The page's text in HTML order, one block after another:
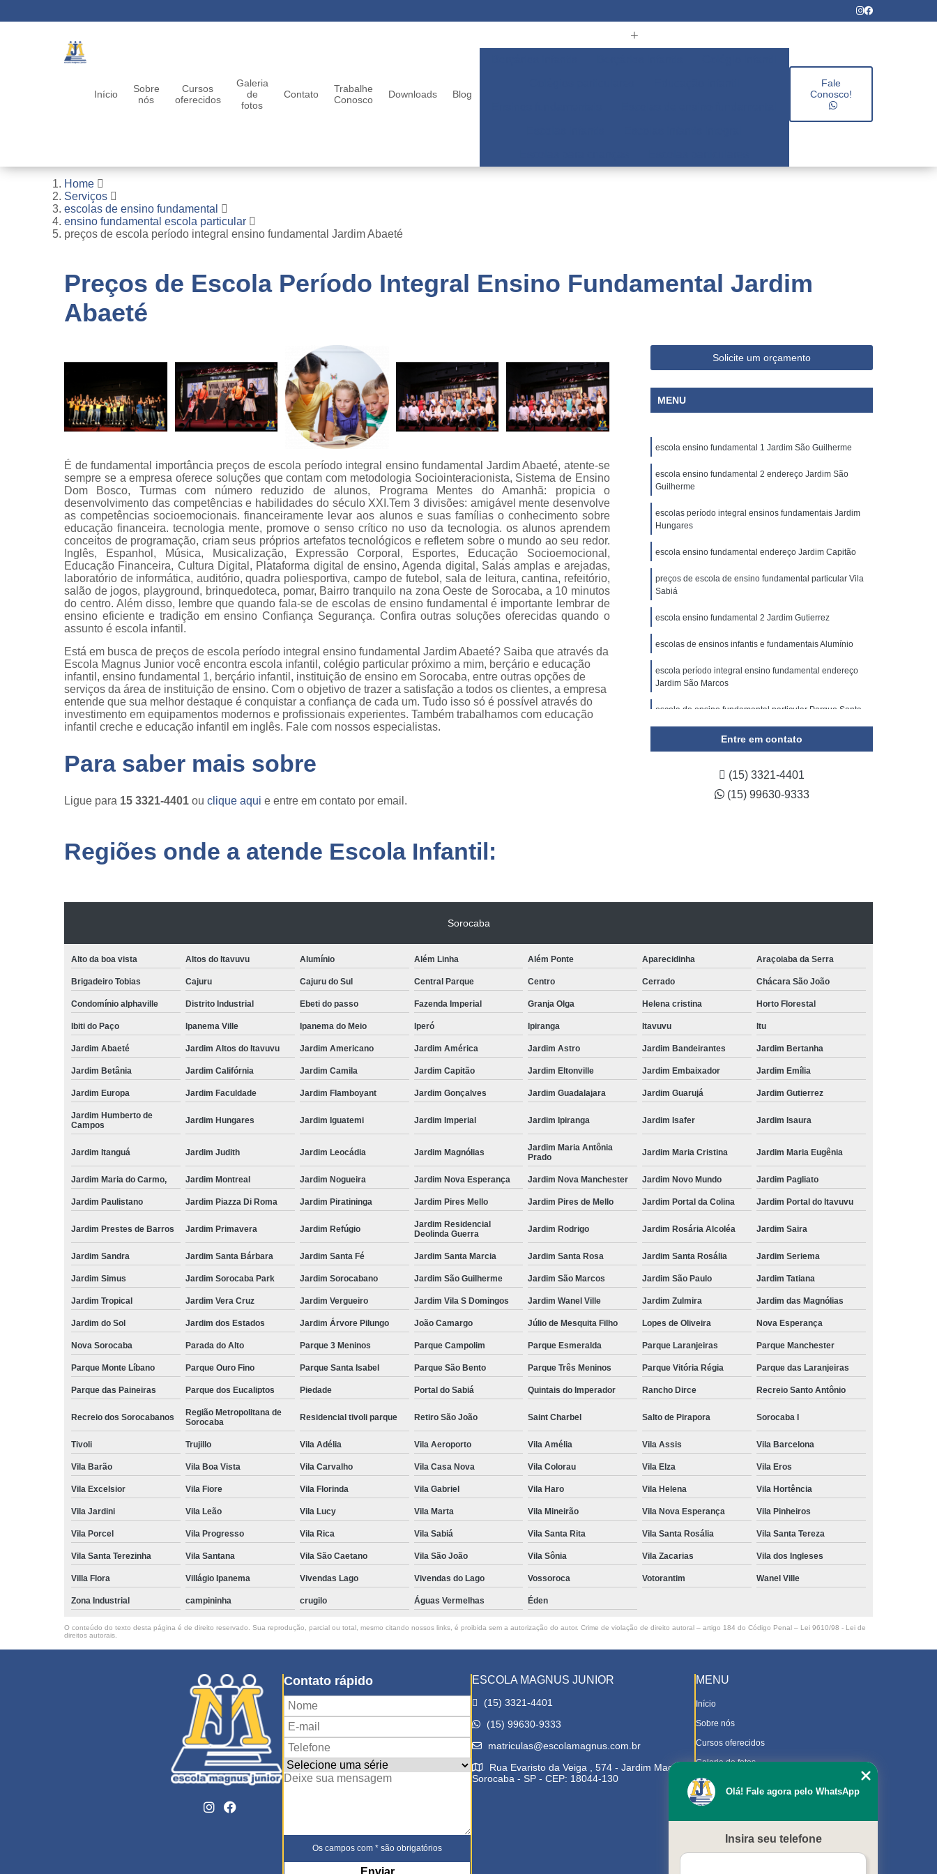
Início
Sobre
nós
Cursos
oferecidos
Galeria
de
fotos
Contato
Trabalhe
Conosco
Downloads Blog
Fale
Conosco!
Home
Serviços
escolas de ensino fundamental
ensino fundamental escola particular
preços de escola período integral ensino fundamental Jardim Abaeté
Preços de Escola Período Integral Ensino Fundamental Jardim
Abaeté
É de fundamental importância preços de escola período integral ensino fundamental Jardim Abaeté, atente-se
sempre se a empresa oferece soluções que contam com metodologia Sociointeracionista, Sistema de Ensino
Dom Bosco, Turmas com número reduzido de alunos, Programa Mentes do Amanhã: propicia o
desenvolvimento das competências e habilidades do século XXI.Tem 3 divisões: amigável mente desenvolve
as competências socioemocionais. financeiramente levar aos alunos e suas famílias o conhecimento sobre
educação financeira. tecnologia mente, promove o senso crítico no uso da tecnologia. os alunos aprendem
conceitos de programação, criam seus próprios artefatos tecnológicos e refletem sobre o mundo ao seu redor.
Inglês, Espanhol, Música, Musicalização, Expressão Corporal, Esportes, Educação Socioemocional,
Educação Financeira, Cultura Digital, Plataforma digital de ensino, Agenda digital, Salas amplas e arejadas,
laboratório de informática, auditório, quadra poliesportiva, campo de futebol, sala de leitura, cantina, refeitório,
salão de jogos, playground, brinquedoteca, pomar, Bairro tranquilo na zona Oeste de Sorocaba, a 10 minutos
do centro. Além disso, lembre que quando fala-se de escolas de ensino fundamental é importante lembrar de
ensino eficiente e tradição em ensino Confiança Segurança. Confira outras soluções oferecidas quando o
assunto é escola infantil.
Está em busca de preços de escola período integral ensino fundamental Jardim Abaeté? Saiba que através da
Escola Magnus Junior você encontra escola infantil, colégio particular próximo a mim, berçário e educação
infantil, ensino fundamental 1, berçário infantil, instituição de ensino em Sorocaba, entre outras opções de
serviços da área de instituição de ensino. Com o objetivo de trazer a satisfação a todos os clientes, a empresa
entende que sua melhor destaque é conquistar a confiança de cada um. Tudo isso só é possível através do
investimento em equipamentos modernos e profissionais experientes. Também trabalhamos com educação
infantil creche e educação infantil em inglês. Fale com nossos especialistas.
Para saber mais sobre
Ligue para 15 3321-4401 ou clique aqui e entre em contato por email.
Solicite um orçamento
MENU
escola ensino fundamental 1 Jardim São Guilherme
escola ensino fundamental 2 endereço Jardim São
Guilherme
escolas período integral ensinos fundamentais Jardim
Hungares
escola ensino fundamental endereço Jardim Capitão
preços de escola de ensino fundamental particular Vila
Sabiá
escola ensino fundamental 2 Jardim Gutierrez
escolas de ensinos infantis e fundamentais Alumínio
escola período integral ensino fundamental endereço
Jardim São Marcos
escola de ensino fundamental particular Parque Santa
Entre em contato
(15) 3321-4401
(15) 99630-9333
Regiões onde a atende Escola Infantil:
Sorocaba
Alto da boa vista Altos do Itavuvu Alumínio Além Linha Além Ponte Aparecidinha Araçoiaba da Serra
Brigadeiro Tobias Cajuru Cajuru do Sul Central Parque Centro Cerrado Chácara São João
Condomínio alphaville Distrito Industrial Ebeti do passo Fazenda Imperial Granja Olga Helena cristina Horto Florestal
Ibiti do Paço Ipanema Ville Ipanema do Meio Iperó Ipiranga Itavuvu Itu
Jardim Abaeté Jardim Altos do Itavuvu Jardim Americano Jardim América Jardim Astro Jardim Bandeirantes Jardim Bertanha
Jardim Betânia Jardim Califórnia Jardim Camila Jardim Capitão Jardim Eltonville Jardim Embaixador Jardim Emília
Jardim Europa Jardim Faculdade Jardim Flamboyant Jardim Gonçalves Jardim Guadalajara Jardim Guarujá Jardim Gutierrez
Jardim Humberto de
Campos
Jardim Hungares Jardim Iguatemi Jardim Imperial Jardim Ipiranga Jardim Isafer Jardim Isaura
Jardim Itanguá Jardim Judith Jardim Leocádia Jardim Magnólias
Jardim Maria Antônia
Prado
Jardim Maria Cristina Jardim Maria Eugênia
Jardim Maria do Carmo, Jardim Montreal Jardim Nogueira Jardim Nova Esperança Jardim Nova Manchester Jardim Novo Mundo Jardim Pagliato
Jardim Paulistano Jardim Piazza Di Roma Jardim Piratininga Jardim Pires Mello Jardim Pires de Mello Jardim Portal da Colina Jardim Portal do Itavuvu
Jardim Prestes de Barros Jardim Primavera Jardim Refúgio
Jardim Residencial
Deolinda Guerra
Jardim Rodrigo Jardim Rosária Alcoléa Jardim Saira
Jardim Sandra Jardim Santa Bárbara Jardim Santa Fé Jardim Santa Marcia Jardim Santa Rosa Jardim Santa Rosália Jardim Seriema
Jardim Simus Jardim Sorocaba Park Jardim Sorocabano Jardim São Guilherme Jardim São Marcos Jardim São Paulo Jardim Tatiana
Jardim Tropical Jardim Vera Cruz Jardim Vergueiro Jardim Vila S Domingos Jardim Wanel Ville Jardim Zulmira Jardim das Magnólias
Jardim do Sol Jardim dos Estados Jardim Árvore Pilungo João Camargo Júlio de Mesquita Filho Lopes de Oliveira Nova Esperança
Nova Sorocaba Parada do Alto Parque 3 Meninos Parque Campolim Parque Esmeralda Parque Laranjeiras Parque Manchester
Parque Monte Líbano Parque Ouro Fino Parque Santa Isabel Parque São Bento Parque Três Meninos Parque Vitória Régia Parque das Laranjeiras
Parque das Paineiras Parque dos Eucaliptos Piedade Portal do Sabiá Quintais do Imperador Rancho Dirce Recreio Santo Antônio
Recreio dos Sorocabanos
Região Metropolitana de
Sorocaba
Residencial tivoli parque Retiro São João Saint Charbel Salto de Pirapora Sorocaba I
Tivoli Trujillo Vila Adélia Vila Aeroporto Vila Amélia Vila Assis Vila Barcelona
Vila Barão Vila Boa Vista Vila Carvalho Vila Casa Nova Vila Colorau Vila Elza Vila Eros
Vila Excelsior Vila Fiore Vila Florinda Vila Gabriel Vila Haro Vila Helena Vila Hortência
Vila Jardini Vila Leão Vila Lucy Vila Marta Vila Mineirão Vila Nova Esperança Vila Pinheiros
Vila Porcel Vila Progresso Vila Rica Vila Sabiá Vila Santa Rita Vila Santa Rosália Vila Santa Tereza
Vila Santa Terezinha Vila Santana Vila São Caetano Vila São João Vila Sônia Vila Zacarias Vila dos Ingleses
Villa Flora Villágio Ipanema Vivendas Lago Vivendas do Lago Vossoroca Votorantim Wanel Ville
Zona Industrial campininha crugilo Águas Vermelhas Éden
O conteúdo do texto desta página é de direito reservado. Sua reprodução, parcial ou total, mesmo citando nossos links, é proibida sem a autorização do autor. Crime de violação de direito autoral – artigo 184 do Código Penal – Lei 9610/98 - Lei de
direitos autorais
Contato rápido
Os campos com * são obrigatórios
ESCOLA MAGNUS JUNIOR
(15) 3321-4401
(15) 99630-9333
matriculas@escolamagnus.com.br
Rua Evaristo da Veiga , 574 - Jardim Magnolia
Sorocaba - SP - CEP: 18044-130
MENU
Início
Sobre nós
Cursos oferecidos
Galeria de fotos
Contato
Trabalhe Conosco
Downloads
Olá! Fale agora pelo WhatsApp
Insira seu telefone